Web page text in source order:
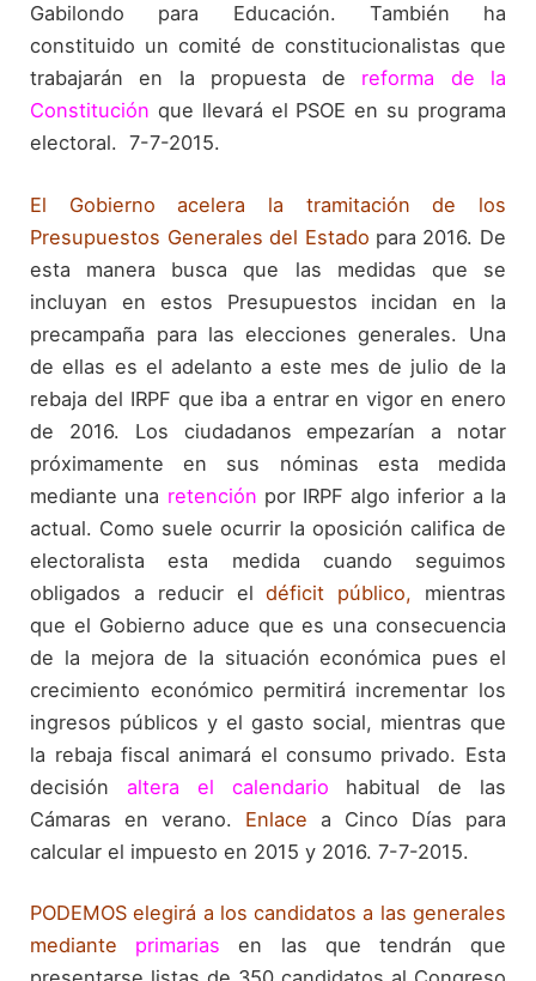
Gabilondo para Educación. También ha
constituido un comité de constitucionalistas que
trabajarán en la propuesta de reforma de la
Constitución que llevará el PSOE en su programa
electoral. 7-7-2015.
El Gobierno acelera la tramitación de los
Presupuestos Generales del Estado para 2016. De
esta manera busca que las medidas que se
incluyan en estos Presupuestos incidan en la
precampaña para las elecciones generales. Una
de ellas es el adelanto a este mes de julio de la
rebaja del IRPF que iba a entrar en vigor en enero
de 2016. Los ciudadanos empezarían a notar
próximamente en sus nóminas esta medida
mediante una retención por IRPF algo inferior a la
actual. Como suele ocurrir la oposición califica de
electoralista esta medida cuando seguimos
obligados a reducir eldéficit público, mientras
que el Gobierno aduce que es una consecuencia
de la mejora de la situación económica pues el
crecimiento económico permitirá incrementar los
ingresos públicos y el gasto social, mientras que
la rebaja fiscal animará el consumo privado. Esta
decisiónaltera el calendario habitual de las
Cámaras en verano. Enlace a Cinco Días para
calcular el impuesto en 2015 y 2016. 7-7-2015.
PODEMOS elegirá a los candidatos a las generales
mediante primarias
en las que tendrán que